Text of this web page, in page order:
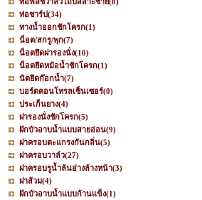
ท่อชาร์ป(34)
ทางน้ำออกชักโครก(1)
น็อต/สกรู/พุก(7)
น็อตยึดฝารองนั่ง(10)
น็อตยึดหม้อน้ำชักโครก(1)
นัตยึดก๊อกน้ำ(7)
บอร์ดคอนโทรลเซ็นเซอร์(0)
ประเก็นยาง(4)
ฝารองนั่งชักโครก(5)
ฝักบัวอาบน้ำแบบสายอ่อน(9)
ฝาครอบตะแกรงกันกลิ่น(5)
ฝาครอบวาล์ว(27)
ฝาครอบรูน้ำล้นอ่างล้างหน้า(3)
ฝาส้วม(4)
ฝักบัวอาบน้ำแบบก้านแข็ง(1)